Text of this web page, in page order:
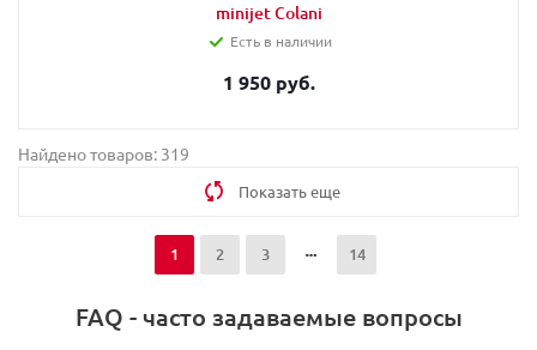
minijet Colani
Есть в наличии
1 950 руб.
Найдено товаров: 319
Показать еще
1 2 3 14
FAQ - часто задаваемые вопросы